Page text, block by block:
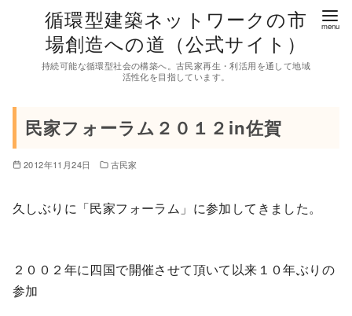
循環型建築ネットワークの市
場創造への道（公式サイト）
持続可能な循環型社会の構築へ。古民家再生・利活用を通して地域
活性化を目指しています。
民家フォーラム２０１２in佐賀
2012年11月24日 古民家
久しぶりに「民家フォーラム」に参加してきました。
２００２年に四国で開催させて頂いて以来１０年ぶりの
参加